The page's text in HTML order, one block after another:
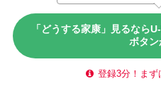
「どうする家康」見るなら
ボタン
登録3分！まず